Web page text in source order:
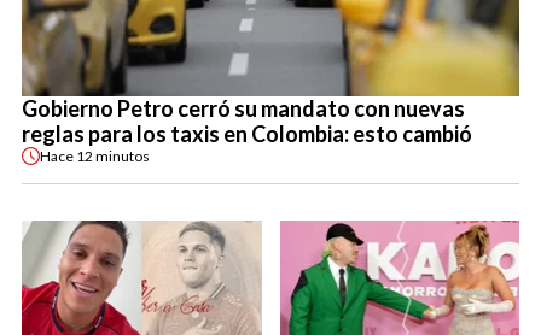
Gobierno Petro cerró su mandato con nuevas
reglas para los taxis en Colombia: esto cambió
Hace 12 minutos